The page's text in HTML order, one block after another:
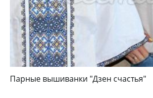
Парные вышиванки "Дзен счастья"